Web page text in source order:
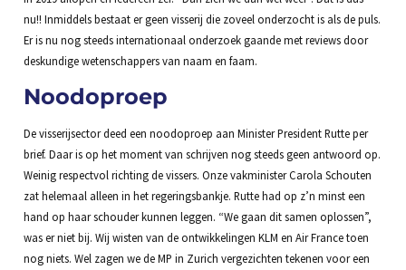
nu!! Inmiddels bestaat er geen visserij die zoveel onderzocht is als de puls.
Er is nu nog steeds internationaal onderzoek gaande met reviews door
deskundige wetenschappers van naam en faam.
Noodoproep
De visserijsector deed een noodoproep aan Minister President Rutte per
brief. Daar is op het moment van schrijven nog steeds geen antwoord op.
Weinig respectvol richting de vissers. Onze vakminister Carola Schouten
zat helemaal alleen in het regeringsbankje. Rutte had op z’n minst een
hand op haar schouder kunnen leggen. “We gaan dit samen oplossen”,
was er niet bij. Wij wisten van de ontwikkelingen KLM en Air France toen
nog niets. Wel zagen we de MP in Zurich vergezichten tekenen voor een